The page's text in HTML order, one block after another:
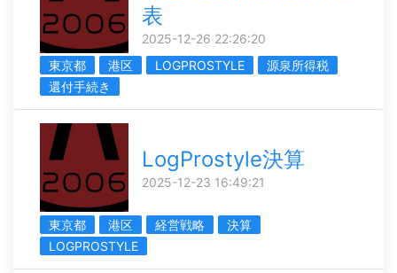
表
2025-12-26 22:26:20
東京都
港区 LOGPROSTYLE
源泉所得税
還付手続き
LogProstyle決算
2025-12-23 16:49:21
東京都 港区 経営戦略
決算
LOGPROSTYLE